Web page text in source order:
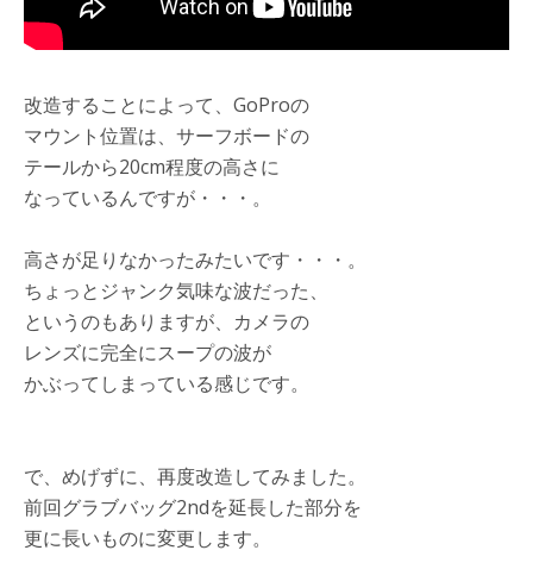
改造することによって、GoProの
マウント位置は、サーフボードの
テールから20cm程度の高さに
なっているんですが・・・。
高さが足りなかったみたいです・・・。
ちょっとジャンク気味な波だった、
というのもありますが、カメラの
レンズに完全にスープの波が
かぶってしまっている感じです。
で、めげずに、再度改造してみました。
前回グラブバッグ2ndを延長した部分を
更に長いものに変更します。